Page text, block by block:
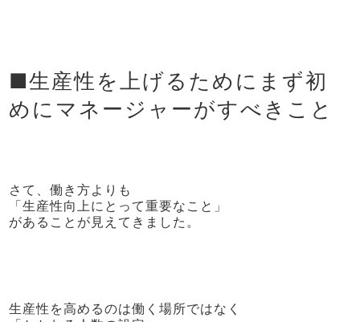
■生産性を上げるためにまず初
めにマネージャーがすべきこと
さて、働き方よりも
「生産性向上にとって重要なこと」
があることが見えてきました。
生産性を高めるのは働く場所ではなく